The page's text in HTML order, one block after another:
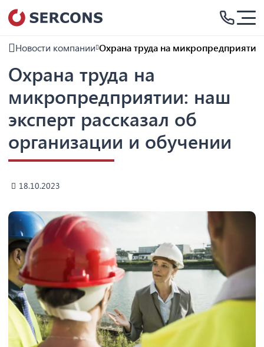
Новости компании Охрана труда на
Охрана труда на
микропредприятии: наш
эксперт рассказал об
организации и обучении
18.10.2023